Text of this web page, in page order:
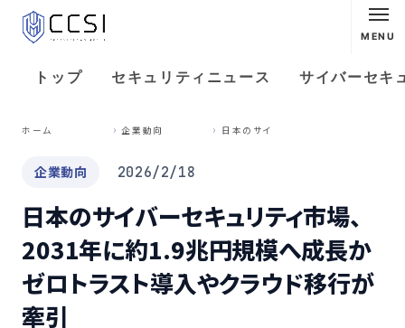
MENU
トップ セキュリティニュース サイバーセキ
ホーム 企業動向
企業動向 2026/2/18
日本のサイバーセキュリティ市場、
2031年に約1.9兆円規模へ成長か
ゼロトラスト導入やクラウド移行が
牽引